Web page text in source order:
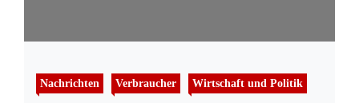
Nachrichten Verbraucher Wirtschaft und Politik